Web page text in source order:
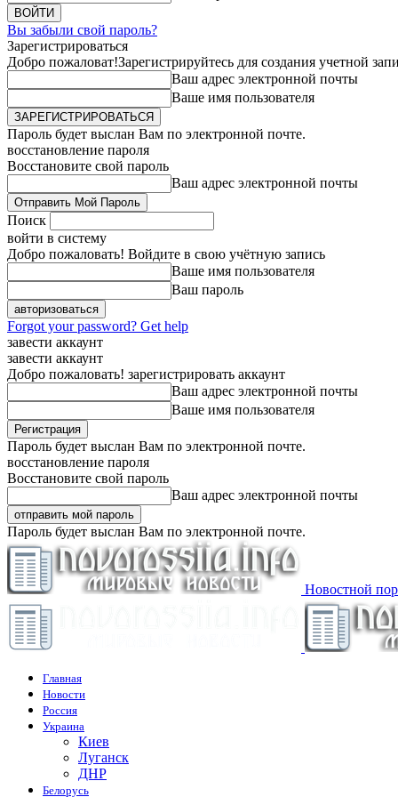
Вы забыли свой пароль?
Зарегистрироваться
Добро пожаловат!Зарегистрируйтесь для создания учетной
Ваш адрес электронной почты
Ваше имя пользователя
Пароль будет выслан Вам по электронной почте.
восстановление пароля
Восстановите свой пароль
Ваш адрес электронной почты
Поиск
войти в систему
Добро пожаловать! Войдите в свою учётную запись
Ваше имя пользователя
Ваш пароль
Forgot your password? Get help
завести аккаунт
завести аккаунт
Добро пожаловать! зарегистрировать аккаунт
Ваш адрес электронной почты
Ваше имя пользователя
Пароль будет выслан Вам по электронной почте.
восстановление пароля
Восстановите свой пароль
Ваш адрес электронной почты
Пароль будет выслан Вам по электронной почте.
Новостной
Главная
Новости
Россия
Украина
Киев
Луганск
ДНР
Белорусь